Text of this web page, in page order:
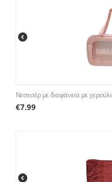
Νεσεσέρ με διαφάνεια με
€7.99